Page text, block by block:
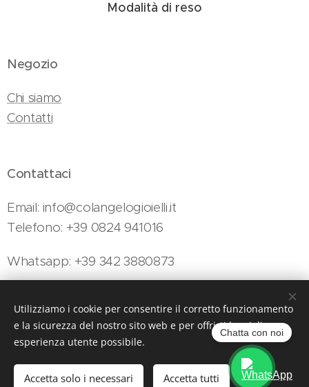
Aggiungi al carrello
Modalità di reso
Negozio
Chi siamo
Contatti
Contattaci
Email: info@colangelogioielli.it
Telefono: +39 0824 941016
Whatsapp: +39 342 3880873
Colangelo Gioielli - Viale Minieri, 154, Telese Terme, 82037 (BN)
Cookies
Utilizziamo i cookie per consentire il corretto funzionamento
e la sicurezza del nostro sito web e per offrirti la migliore
esperienza utente possibile.
Accetta solo i necessari Accetta tutti
Chatta con noi